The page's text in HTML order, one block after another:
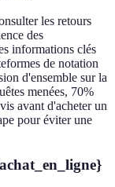
les retours
des
informations clés
de notation
d'ensemble sur la
menées, 70%
avant d'acheter un
pour éviter une